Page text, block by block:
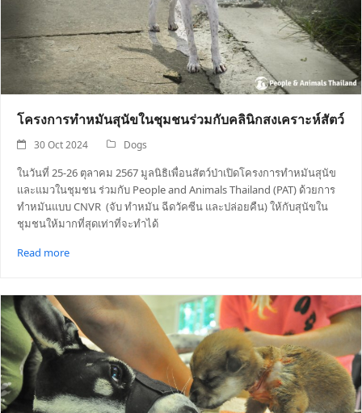
โครงการทำหมันสุนัขในชุมชนร่วมกับคลินิกสงเคราะห์สัตว์
30 Oct 2024 Dogs
ในวันที่ 25-26 ตุลาคม 2567 มูลนิธิเพื่อนสัตว์ป่าเปิดโครงการทำหมันสุนัข
และแมวในชุมชน ร่วมกับ People and Animals Thailand (PAT) ด้วยการ
ทำหมันแบบ CNVR (จับ ทำหมัน ฉีดวัคซีน และปล่อยคืน) ให้กับสุนัขใน
ชุมชนให้มากที่สุดเท่าที่จะทำได้
Read more